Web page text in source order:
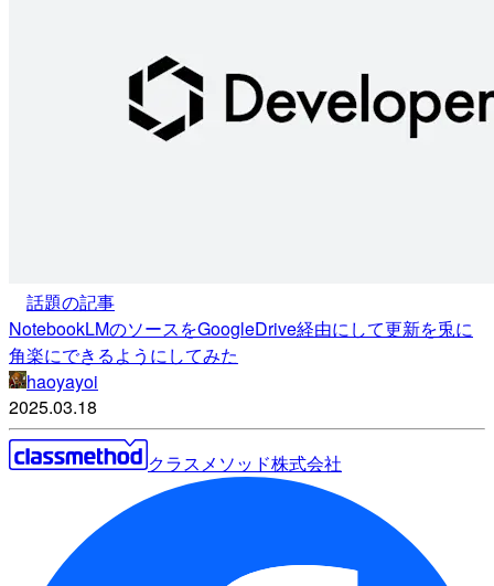
話題の記事
NotebookLMのソースをGoogleDrive経由にして更新を兎に
角楽にできるようにしてみた
haoyayoi
2025.03.18
クラスメソッド株式会社